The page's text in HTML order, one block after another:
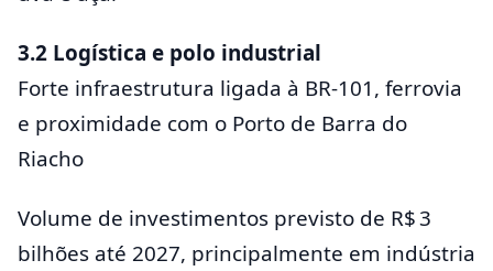
3.2 Logística e polo industrial
Forte infraestrutura ligada à BR‑101, ferrovia
e proximidade com o Porto de Barra do
Riacho
Volume de investimentos previsto de R$ 3
bilhões até 2027, principalmente em indústria